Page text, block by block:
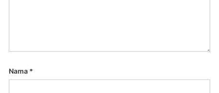
Nama *